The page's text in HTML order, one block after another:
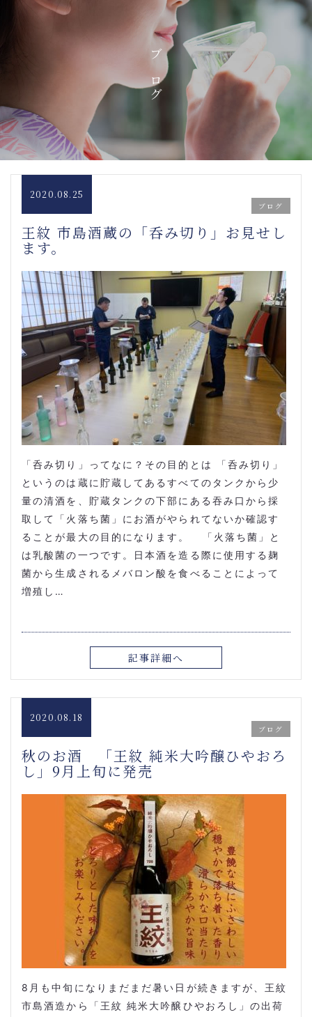
ブログ
2020.08.25
ブログ
王紋 市島酒蔵の「呑み切り」お見せし
ます。
「呑み切り」ってなに？その目的とは 「呑み切り」
というのは蔵に貯蔵してあるすべてのタンクから少
量の清酒を、貯蔵タンクの下部にある吞み口から採
取して「火落ち菌」にお酒がやられてないか確認す
ることが最大の目的になります。 「火落ち菌」と
は乳酸菌の一つです。日本酒を造る際に使用する麹
菌から生成されるメバロン酸を食べることによって
増殖し…
記事詳細へ
2020.08.18
ブログ
秋のお酒 「王紋 純米大吟醸ひやおろ
し」9月上旬に発売
8月も中旬になりまだまだ暑い日が続きますが、王紋
市島酒造から「王紋 純米大吟醸ひやおろし」の出荷